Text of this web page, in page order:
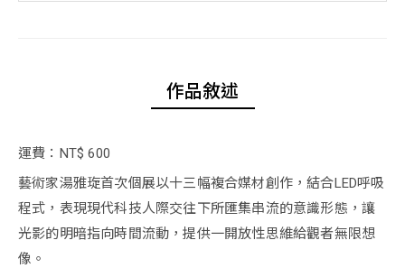
作品敘述
運費：NT$ 600
藝術家湯雅琁首次個展以十三幅複合媒材創作，結合LED呼吸
程式，表現現代科技人際交往下所匯集串流的意識形態，讓
光影的明暗指向時間流動，提供一開放性思維給觀者無限想
像。